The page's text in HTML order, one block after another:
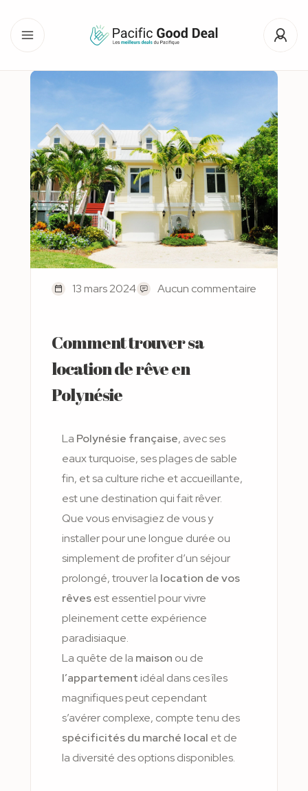
13 mars 2024 Aucun commentaire
Comment trouver sa
location de rêve en
Polynésie
La Polynésie française, avec ses
eaux turquoise, ses plages de sable
fin, et sa culture riche et accueillante,
est une destination qui fait rêver.
Que vous envisagiez de vous y
installer pour une longue durée ou
simplement de profiter d’un séjour
prolongé, trouver la location de vos
rêvesest essentiel pour vivre
pleinement cette expérience
paradisiaque.
La quête de la maison ou de
l’appartementidéal dans ces îles
magnifiques peut cependant
s’avérer complexe, compte tenu des
spécificités du marché local et de
la diversité des options disponibles.